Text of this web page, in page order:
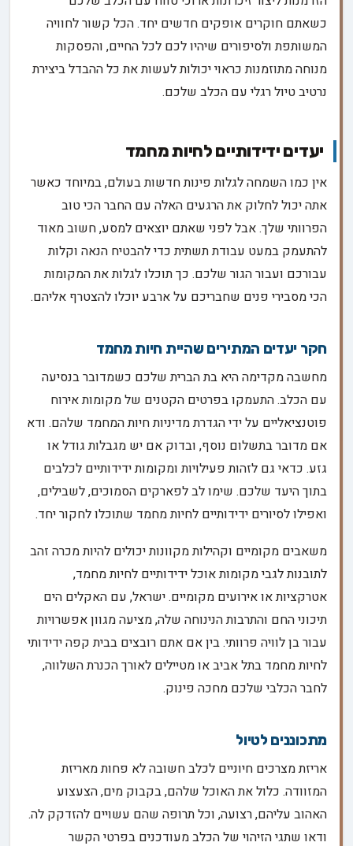
כשאתם חוקרים אופקים חדשים יחד. הכל קשור לחוויה
המשותפת ולסיפורים שיהיו לכם לכל החיים, והפסקות
מנוחה מתוזמנות כראוי יכולות לעשות את כל ההבדל ביצירת
נרטיב טיול רגלי עם הכלב שלכם.
יעדים ידידותיים לחיות מחמד
אין כמו השמחה לגלות פינות חדשות בעולם, במיוחד כאשר
אתה יכול לחלוק את הרגעים האלה עם החבר הכי טוב
הפרוותי שלך. אבל לפני שאתם יוצאים למסע, חשוב מאוד
להתעמק במעט עבודת תשתית כדי להבטיח הנאה וקלות
עבורכם ועבור הגור שלכם. כך תוכלו לגלות את המקומות
הכי מסבירי פנים שחבריכם על ארבע יוכלו להצטרף אליהם.
חקר יעדים המתירים שהיית חיות מחמד
מחשבה מקדימה היא בת הברית שלכם כשמדובר בנסיעה
עם הכלב. התעמקו בפרטים הקטנים של מקומות אירוח
פוטנציאליים על ידי הגדרת מדיניות חיות המחמד שלהם. ודא
אם מדובר בתשלום נוסף, ובדוק אם יש מגבלות גודל או
גזע. כדאי גם לזהות פעילויות ומקומות ידידותיים לכלבים
בתוך היעד שלכם. שימו לב לפארקים הסמוכים, לשבילים,
ואפילו לסיורים ידידותיים לחיות מחמד שתוכלו לחקור יחד.
משאבים מקומיים וקהילות מקוונות יכולים להיות מכרה זהב
לתובנות לגבי מקומות אוכל ידידותיים לחיות מחמד,
אטרקציות או אירועים מקומיים. ישראל, עם האקלים הים
תיכוני החם והתרבות הנינוחה שלה, מציעה מגוון אפשרויות
עבור בן לוויה פרוותי. בין אם אתם רובצים בבית קפה ידידותי
לחיות מחמד בתל אביב או מטיילים לאורך הכנרת השלווה,
לחבר הכלבי שלכם מחכה פינוק.
מתכוננים לטיול
אריזת מצרכים חיוניים לכלב חשובה לא פחות מאריזת
המזוודה. כלול את האוכל שלהם, בקבוק מים, הצעצוע
האהוב עליהם, רצועה, וכל תרופה שהם עשויים להזדקק לה.
ודאו שתגי הזיהוי של הכלב מעודכנים בפרטי הקשר